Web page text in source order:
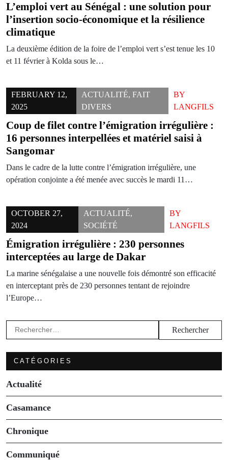
L’emploi vert au Sénégal : une solution pour
l’insertion socio-économique et la résilience
climatique
La deuxième édition de la foire de l’emploi vert s’est tenue les 10
et 11 février à Kolda sous le…
FEBRUARY 12,
2025
ACTUALITÉ,FAIT
DIVERS
BY
LANGFILS
Coup de filet contre l’émigration irrégulière :
16 personnes interpellées et matériel saisi à
Sangomar
Dans le cadre de la lutte contre l’émigration irrégulière, une
opération conjointe a été menée avec succès le mardi 11…
OCTOBER 27,
2024
ACTUALITÉ,
SOCIÉTÉ
BY
LANGFILS
Émigration irrégulière : 230 personnes
interceptées au large de Dakar
La marine sénégalaise a une nouvelle fois démontré son efficacité
en interceptant près de 230 personnes tentant de rejoindre
l’Europe…
Rechercher :
CATÉGORIES
Actualité
Casamance
Chronique
Communiqué